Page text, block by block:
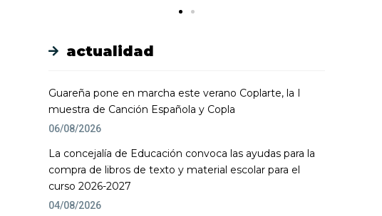
actualidad
Guareña pone en marcha este verano Coplarte, la I
muestra de Canción Española y Copla
06/08/2026
La concejalía de Educación convoca las ayudas para la
compra de libros de texto y material escolar para el
curso 2026-2027
04/08/2026